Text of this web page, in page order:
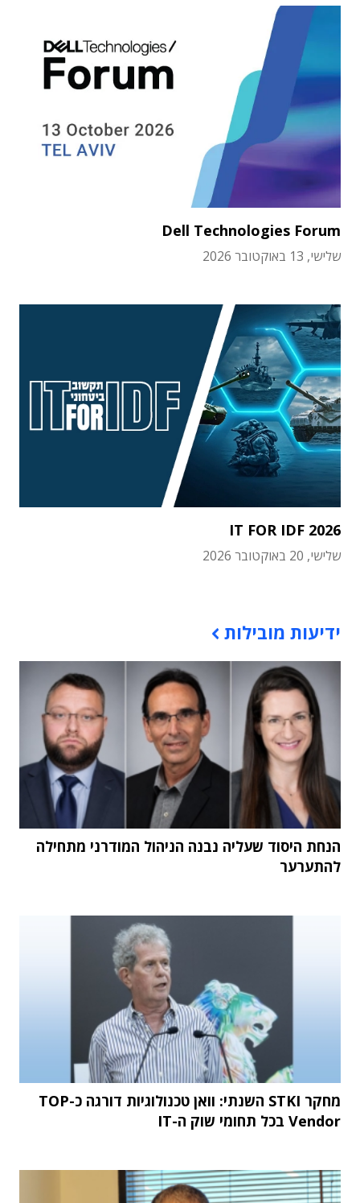
Dell Technologies Forum
שלישי, 13 באוקטובר 2026
IT FOR IDF 2026
שלישי, 20 באוקטובר 2026
ידיעות מובילות
הנחת היסוד שעליה נבנה הניהול המודרני מתחילה
להתערער
מחקר STKI השנתי: וואן טכנולוגיות דורגה כ-TOP
Vendor בכל תחומי שוק ה-IT